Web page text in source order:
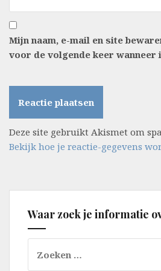
Mijn naam, e-mail en site
voor de volgende keer wanneer
Deze site gebruikt Akismet om
Bekijk hoe je reactie-gegevens
Waar zoek je informatie
naar: